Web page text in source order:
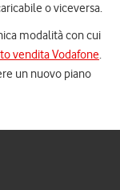
o viceversa.
modalità con cui
vendita Vodafone.
un nuovo piano